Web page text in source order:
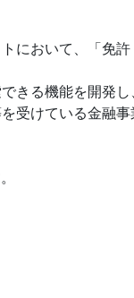
において、「免
る機能を開発し
けている金融